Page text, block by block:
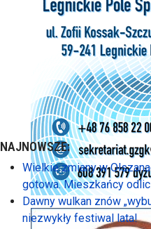
NAJNOWSZE:
Wielkie zmiany w
gotowa. Mieszkańcy
Dawny wulkan znów
niezwykły festiwal lata!